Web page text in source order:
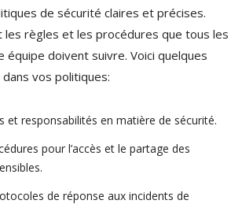
de sécurité claires et précises.
les règles et les procédures que tous les
doivent suivre. Voici quelques
vos politiques:
et responsabilités en matière de sécurité.
pour l’accès et le partage des
de réponse aux incidents de